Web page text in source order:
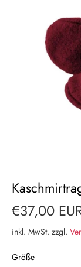
€37,00
inkl. MwSt. zzgl.
Größe